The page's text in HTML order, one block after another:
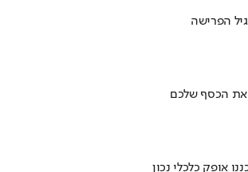
הפרישה
את הכסף שלכם
אופק כלכלי נכון